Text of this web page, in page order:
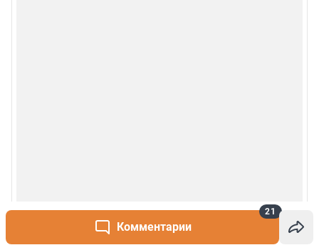
Комментарии
21